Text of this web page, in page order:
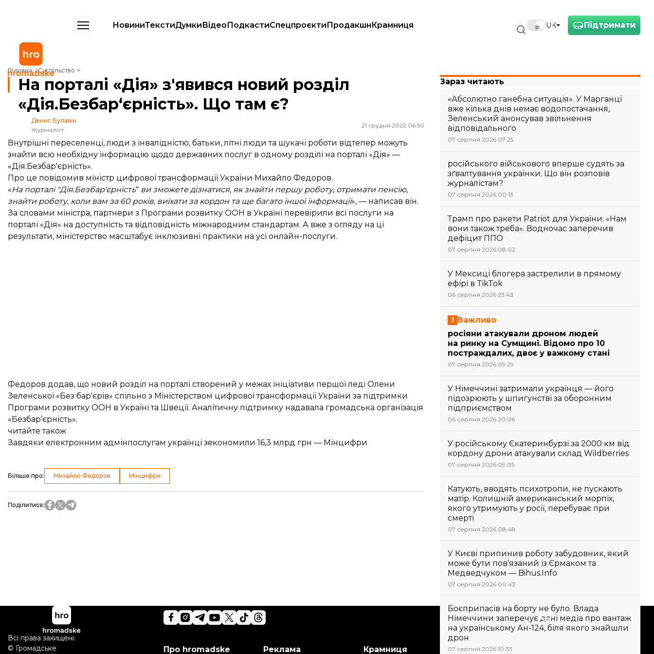
Підтримати
UK
НовиниТекстиДумкиВідеоПодкастиСпецпроєктиПродакшнКрамниця
Головна Суспільство
На порталі «Дія» з'явився новий розділ «Дія.Безбар‘єрність». Що там є?
На порталі «Дія» з'явився новий розділ
«Дія.Безбар‘єрність». Що там є?
Денис Булавін
Журналіст
21 грудня 2022 06:50
Внутрішні переселенці, люди з інвалідністю, батьки, літні люди та шукачі роботи відтепер можуть
знайти всю необхідну інформацію щодо державних послуг в одному розділі на порталі «Дія» —
«Дія.Безбар'єрність».
Про це повідомив міністр цифрової трансформації України Михайло Федоров.
«На порталі "Дія.Безбар‘єрність" ви зможете дізнатися, як знайти першу роботу, отримати пенсію,
знайти роботу, коли вам за 60 років, виїхати за кордон та ще багато іншої інформації», — написав він.
За словами міністра, партнери з Програми розвитку ООН в Україні перевірили всі послуги на
порталі «Дія» на доступність та відповідність міжнародним стандартам. А вже з огляду на ці
результати, міністерство масштабує інклюзивні практики на усі онлайн-послуги.
Федоров додав, що новий розділ на порталі створений у межах ініціативи першої леді Олени
Зеленської «Без бар'єрів» спільно з Міністерством цифрової трансформації України за підтримки
Програми розвитку ООН в Україні та Швеції. Аналітичну підтримку надавала громадська організація
«Безбар’єрність».
читайте також
Завдяки електронним адмінпослугам українці зекономили 16,3 млрд грн — Мінцифри
Більше про: Михайло Федоров Мінцифри
Поділитися:
Зараз читають
«Абсолютно ганебна ситуація». У Марганці
вже кілька днів немає водопостачання,
Зеленський анонсував звільнення
відповідального
07 серпня 2026 07:25
російського військового вперше судять за
зґвалтування українки. Що він розповів
журналістам?
07 серпня 2026 00:13
Трамп про ракети Patriot для України: «Нам
вони також треба». Водночас заперечив
дефіцит ППО
07 серпня 2026 08:02
У Мексиці блогера застрелили в прямому
ефірі в TikTok
06 серпня 2026 23:43
Важливо
росіяни атакували дроном людей
на ринку на Сумщині. Відомо про 10
постраждалих, двоє у важкому стані
07 серпня 2026 09:29
У Німеччині затримали українця — його
підозрюють у шпигунстві за оборонним
підприємством
06 серпня 2026 20:06
У російському Єкатеринбурзі за 2000 км від
кордону дрони атакували склад Wildberries
07 серпня 2026 09:05
Катують, вводять психотропи, не пускають
матір. Колишній американський морпіх,
якого утримують у росії, перебуває при
смерті
07 серпня 2026 08:48
У Києві припинив роботу забудовник, який
може бути пов’язаний із Єрмаком та
Медведчуком — Bihus.Info
07 серпня 2026 00:43
Боєприпасів на борту не було. Влада
Німеччини заперечує дані медіа про вантаж
на українському Ан-124, біля якого знайшли
дрон
07 серпня 2026 10:33
Підтримати
Підтримай hromadske.
Про hromadske Реклама Крамниця
Всі права захищені:
© Громадське